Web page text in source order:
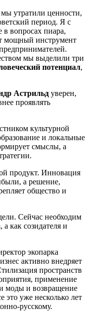
утратили ценности,
период. Я с
в вопросах пиара,
мощный инструмент
мы выделили три
потенциал,
Астрильд уверен,
проявлять
культурной
и локальные
смыслы, а
продукт. Инновация
а решение,
общество и
Сейчас необходим
как созидателя и
экопарка
активно внедряет
пространств
применение
моды и возвращение
уже несколько лет
русскому.